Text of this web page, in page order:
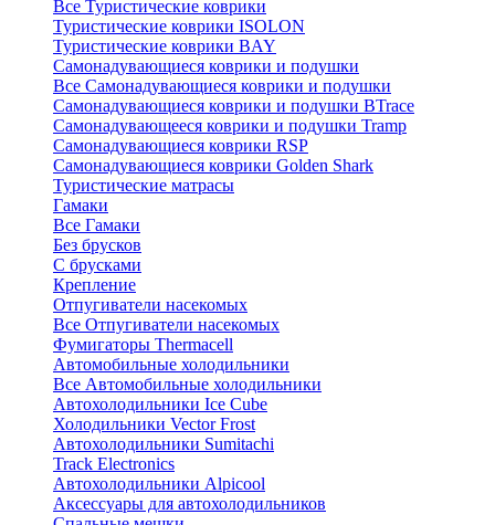
Все Туристические коврики
Туристические коврики ISOLON
Туристические коврики BAY
Самонадувающиеся коврики и подушки
Все Самонадувающиеся коврики и подушки
Самонадувающиеся коврики и подушки BTrace
Самонадувающееся коврики и подушки Tramp
Самонадувающиеся коврики RSP
Самонадувающиеся коврики Golden Shark
Туристические матрасы
Гамаки
Все Гамаки
Без брусков
С брусками
Крепление
Отпугиватели насекомых
Все Отпугиватели насекомых
Фумигаторы Thermacell
Автомобильные холодильники
Все Автомобильные холодильники
Автохолодильники Ice Cube
Холодильники Vector Frost
Автохолодильники Sumitachi
Track Electronics
Автохолодильники Alpicool
Аксессуары для автохолодильников